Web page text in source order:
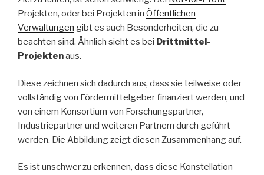
Projekten, oder bei Projekten in Öffentlichen
Verwaltungen gibt es auch Besonderheiten, die zu
beachten sind. Ähnlich sieht es bei Drittmittel-
Projektenaus.
Diese zeichnen sich dadurch aus, dass sie teilweise oder
vollständig von Fördermittelgeber finanziert werden, und
von einem Konsortium von Forschungspartner,
Industriepartner und weiteren Partnern durch geführt
werden. Die Abbildung zeigt diesen Zusammenhang auf.
Es ist unschwer zu erkennen, dass diese Konstellation